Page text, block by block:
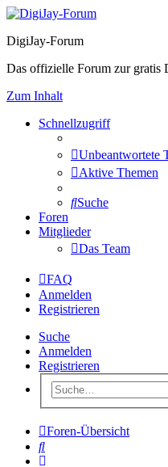
DigiJay-Forum
Das offizielle Forum zur gratis
Zum Inhalt
Schnellzugriff
Unbeantwortete
Aktive Themen
Suche
Foren
Mitglieder
Das Team
FAQ
Anmelden
Registrieren
Suche
Anmelden
Registrieren
Foren-Übersicht
Suche